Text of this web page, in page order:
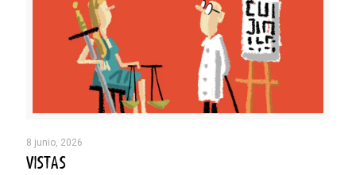
8 junio, 2026
VISTAS